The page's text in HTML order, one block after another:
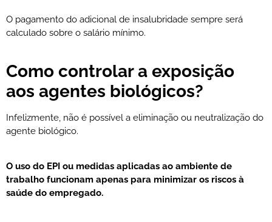
O pagamento do adicional de insalubridade sempre será
calculado sobre o salário mínimo.
Como controlar a exposição
aos agentes biológicos?
Infelizmente, não é possível a eliminação ou neutralização do
agente biológico.
O uso do EPI ou medidas aplicadas ao ambiente de
trabalho funcionam apenas para minimizar os riscos à
saúde do empregado.